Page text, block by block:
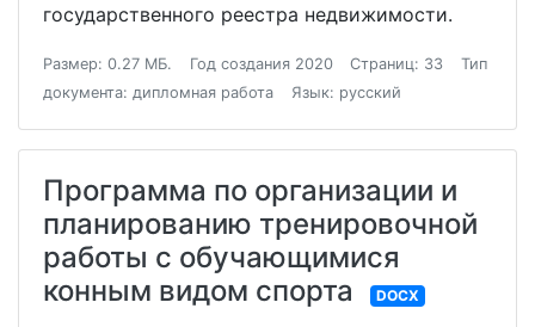
государственного реестра недвижимости.
Размер: 0.27 МБ. Год создания 2020 Страниц: 33
Тип
документа: дипломная работа
Язык: русский
Программа по организации и
планированию тренировочной
работы с обучающимися
конным видом спорта
DOCX